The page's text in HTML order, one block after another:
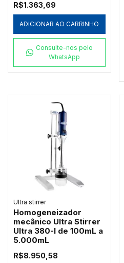
R$1.363,69
ADICIONAR AO CARRINHO
Consulte-nos pelo
WhatsApp
Ultra stirrer
Homogeneizador
mecânico Ultra Stirrer
Ultra 380-I de 100mL a
5.000mL
R$8.950,58